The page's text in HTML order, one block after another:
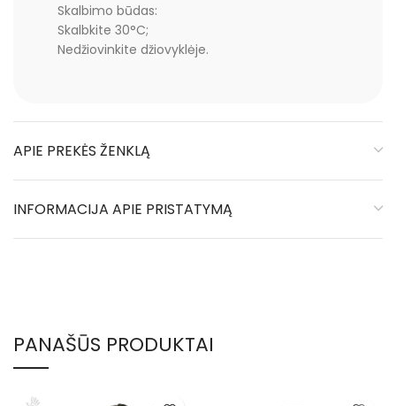
Skalbimo būdas:
Skalbkite 30°C;
Nedžiovinkite džiovyklėje.
APIE PREKĖS ŽENKLĄ
INFORMACIJA APIE PRISTATYMĄ
PANAŠŪS PRODUKTAI